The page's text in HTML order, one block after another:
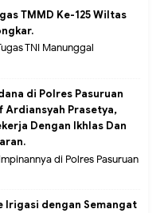
TMMD Ke-125 Wiltas
TNI Manunggal
di Polres Pasuruan
Ardiansyah Prasetya,
Dengan Ikhlas Dan
di Polres Pasuruan
Irigasi dengan Semangat